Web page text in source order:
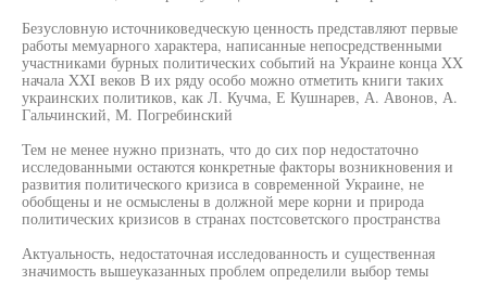
Безусловную источниковедческую ценность представляют первые
работы мемуарного характера, написанные непосредственными
участниками бурных политических событий на Украине конца XX
начала XXI веков В их ряду особо можно отметить книги таких
украинских политиков, как Л. Кучма, Е Кушнарев, А. Авонов, А.
Гальчинский, М. Погребинский
Тем не менее нужно признать, что до сих пор недостаточно
исследованными остаются конкретные факторы возникновения и
развития политического кризиса в современной Украине, не
обобщены и не осмыслены в должной мере корни и природа
политических кризисов в странах постсоветского пространства
Актуальность, недостаточная исследованность и существенная
значимость вышеуказанных проблем определили выбор темы